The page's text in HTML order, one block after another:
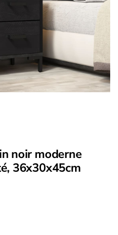
noir moderne
36x30x45cm